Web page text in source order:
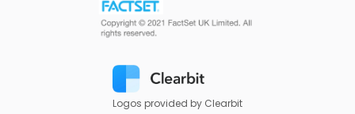
Logos provided by Clearbit